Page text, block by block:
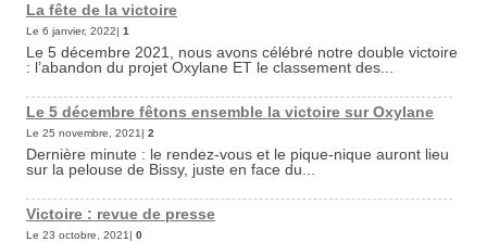
La fête de la victoire
Le 6 janvier, 2022| 1
Le 5 décembre 2021, nous avons célébré notre double victoire
: l’abandon du projet Oxylane ET le classement des...
Le 5 décembre fêtons ensemble la victoire sur Oxylane
Le 25 novembre, 2021| 2
Dernière minute : le rendez-vous et le pique-nique auront lieu
sur la pelouse de Bissy, juste en face du...
Victoire : revue de presse
Le 23 octobre, 2021| 0